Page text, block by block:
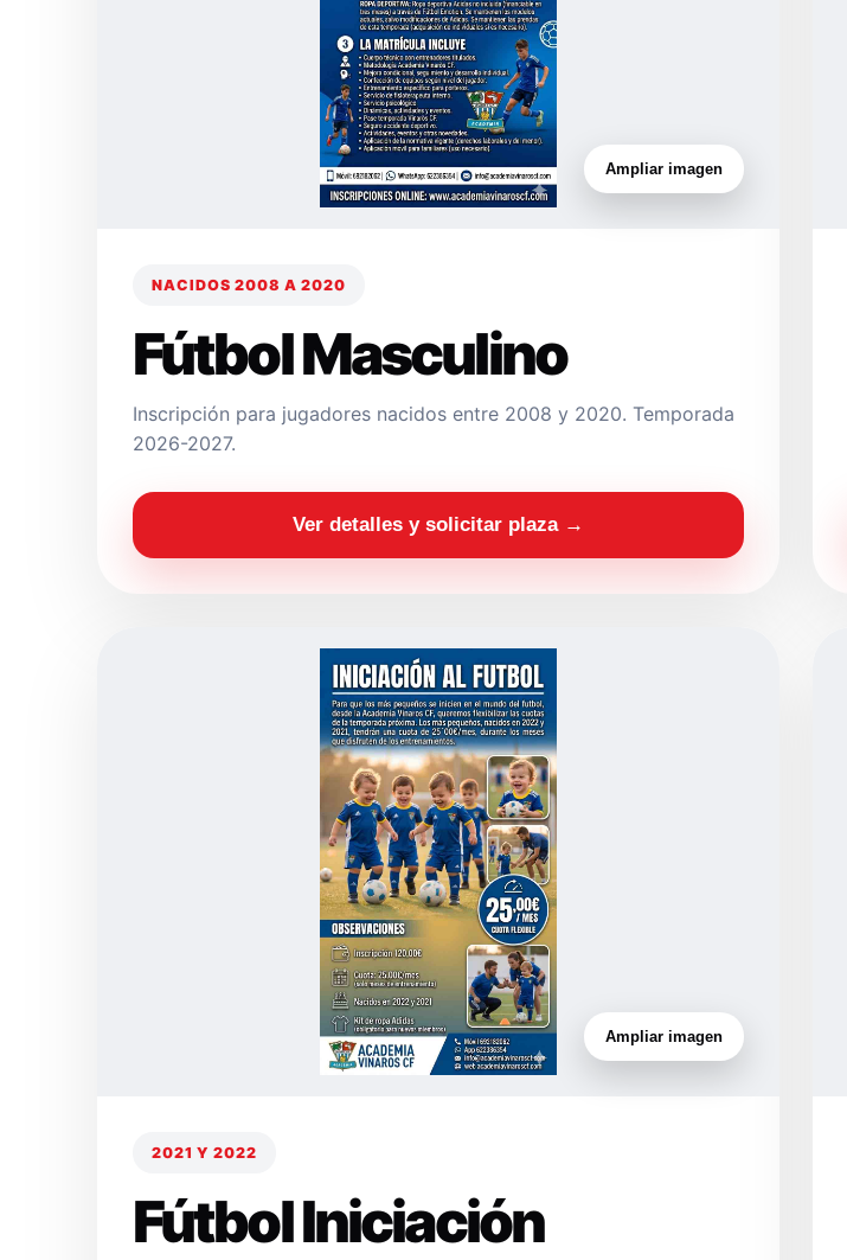
Ampliar imagen
NACIDOS 2008 A 2020
Fútbol Masculino
Inscripción para jugadores nacidos entre 2008 y 2020. Temporada
2026-2027.
Ver detalles y solicitar plaza →
Ampliar imagen
2021 Y 2022
Fútbol Iniciación